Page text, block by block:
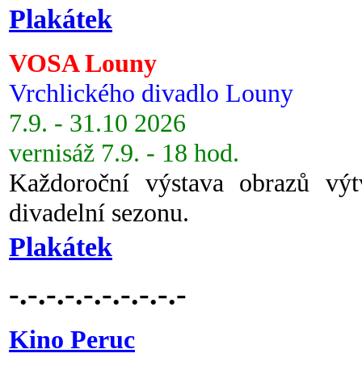
Plakátek
VOSA Louny
Vrchlického divadlo Louny
7.9. - 31.10 2026
vernisáž 7.9. - 18 hod.
Každoroční výstava obrazů
divadelní sezonu.
Plakátek
-.-.-.-.-.-.-.-.-.-
Kino Peruc